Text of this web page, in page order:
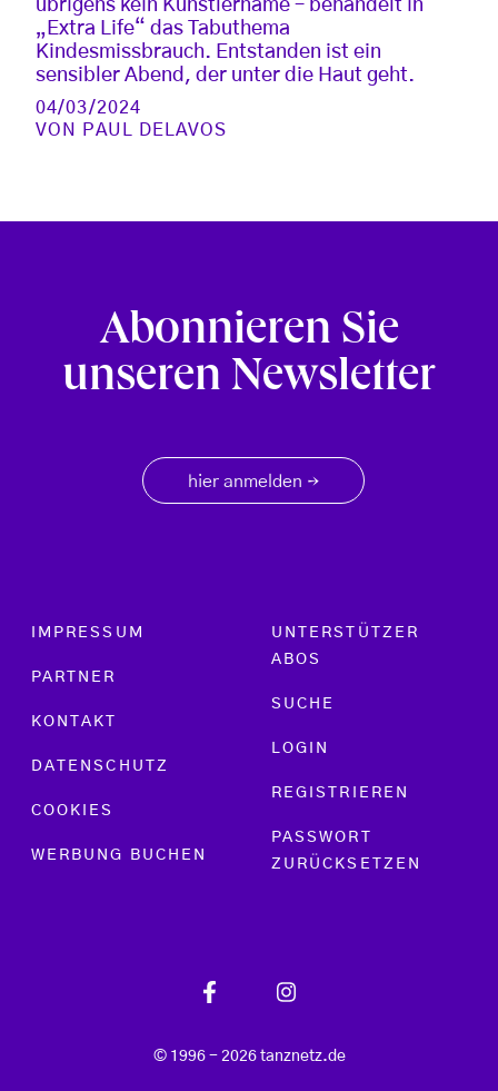
übrigens kein Künstlername – behandelt in
„Extra Life“ das Tabuthema
Kindesmissbrauch. Entstanden ist ein
sensibler Abend, der unter die Haut geht.
04/03/2024
VON
PAUL DELAVOS
Abonnieren Sie
unseren Newsletter
hier anmelden →
Footer menu
IMPRESSUM
PARTNER
KONTAKT
DATENSCHUTZ
COOKIES
WERBUNG BUCHEN
UNTERSTÜTZER
ABOS
SUCHE
LOGIN
REGISTRIEREN
PASSWORT
ZURÜCKSETZEN
© 1996 - 2026 tanznetz.de